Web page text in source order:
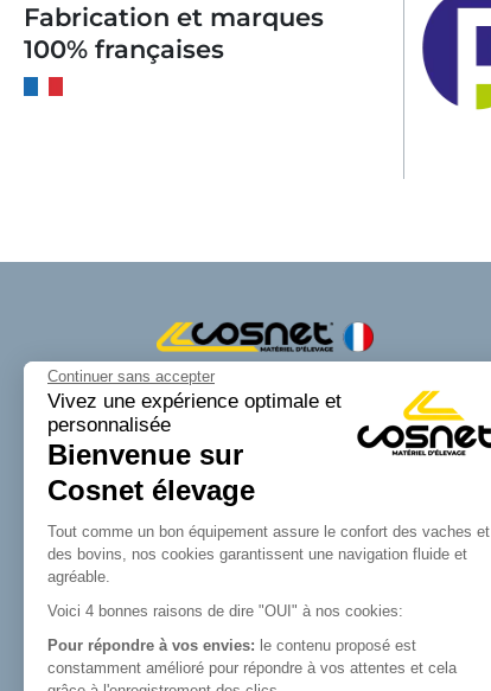
Continuer sans accepter
Vivez une expérience optimale et
personnalisée
Bienvenue sur
Cosnet élevage
Tout comme un bon équipement assure le confort des vaches et
des bovins, nos cookies garantissent une navigation fluide et
agréable.
Voici 4 bonnes raisons de dire "OUI" à nos cookies:
Pour répondre à vos envies: le contenu proposé est
constamment amélioré pour répondre à vos attentes et cela
Fabrication et marques
100% françaises
Cosnet matériel d’élevage est une marque
de la SAS Cosnet. Spécialisée dans la
conception et la fabrication d’équipements
tubulaires pour les bâtiments d’élevage.
Reconnue pour son savoir-faire dans la
fabrication de râteliers de prairie de
barrières, de cornadis et de logettes.
Avec Cosnet, vous faîtes le choix d’un
innovant et de qualité. Vous trouverez tout
le nécessaire pour équiper votre bâtiment
d’élevage.